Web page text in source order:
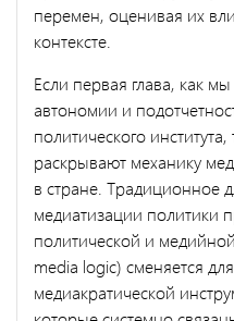
перемен, оценивая их
контексте.
Если первая глава, как
автономии и
политического
раскрывают механику
в стране. Традиционное
медиатизации политики
политической и
media logic) сменяется
медиакратической